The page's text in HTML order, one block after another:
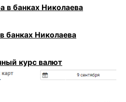
в банках Николаева
банках Николаева
курс валют